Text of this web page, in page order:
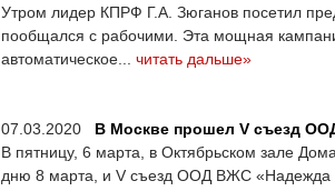
Утром лидер КПРФ Г.А. Зюганов посетил
пообщался с рабочими. Эта мощная
автоматическое... читать дальше»
07.03.2020 В Москве прошел V съезд
В пятницу, 6 марта, в Октябрьском зале
дню 8 марта, и V съезд ООД ВЖС «Надежда